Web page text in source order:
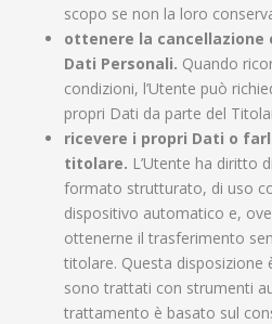
scopo se non la loro
ottenere la cancellazione
Dati Personali. Quando
condizioni, l’Utente può
propri Dati da parte del
ricevere i propri Dati o
titolare. L’Utente ha diritto
formato strutturato, di uso
dispositivo automatico e,
ottenerne il trasferimento
titolare. Questa disposizione
sono trattati con strumenti
trattamento è basato sul